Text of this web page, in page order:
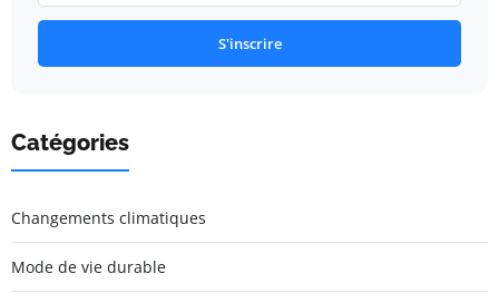
S'inscrire
Catégories
Changements climatiques
Mode de vie durable